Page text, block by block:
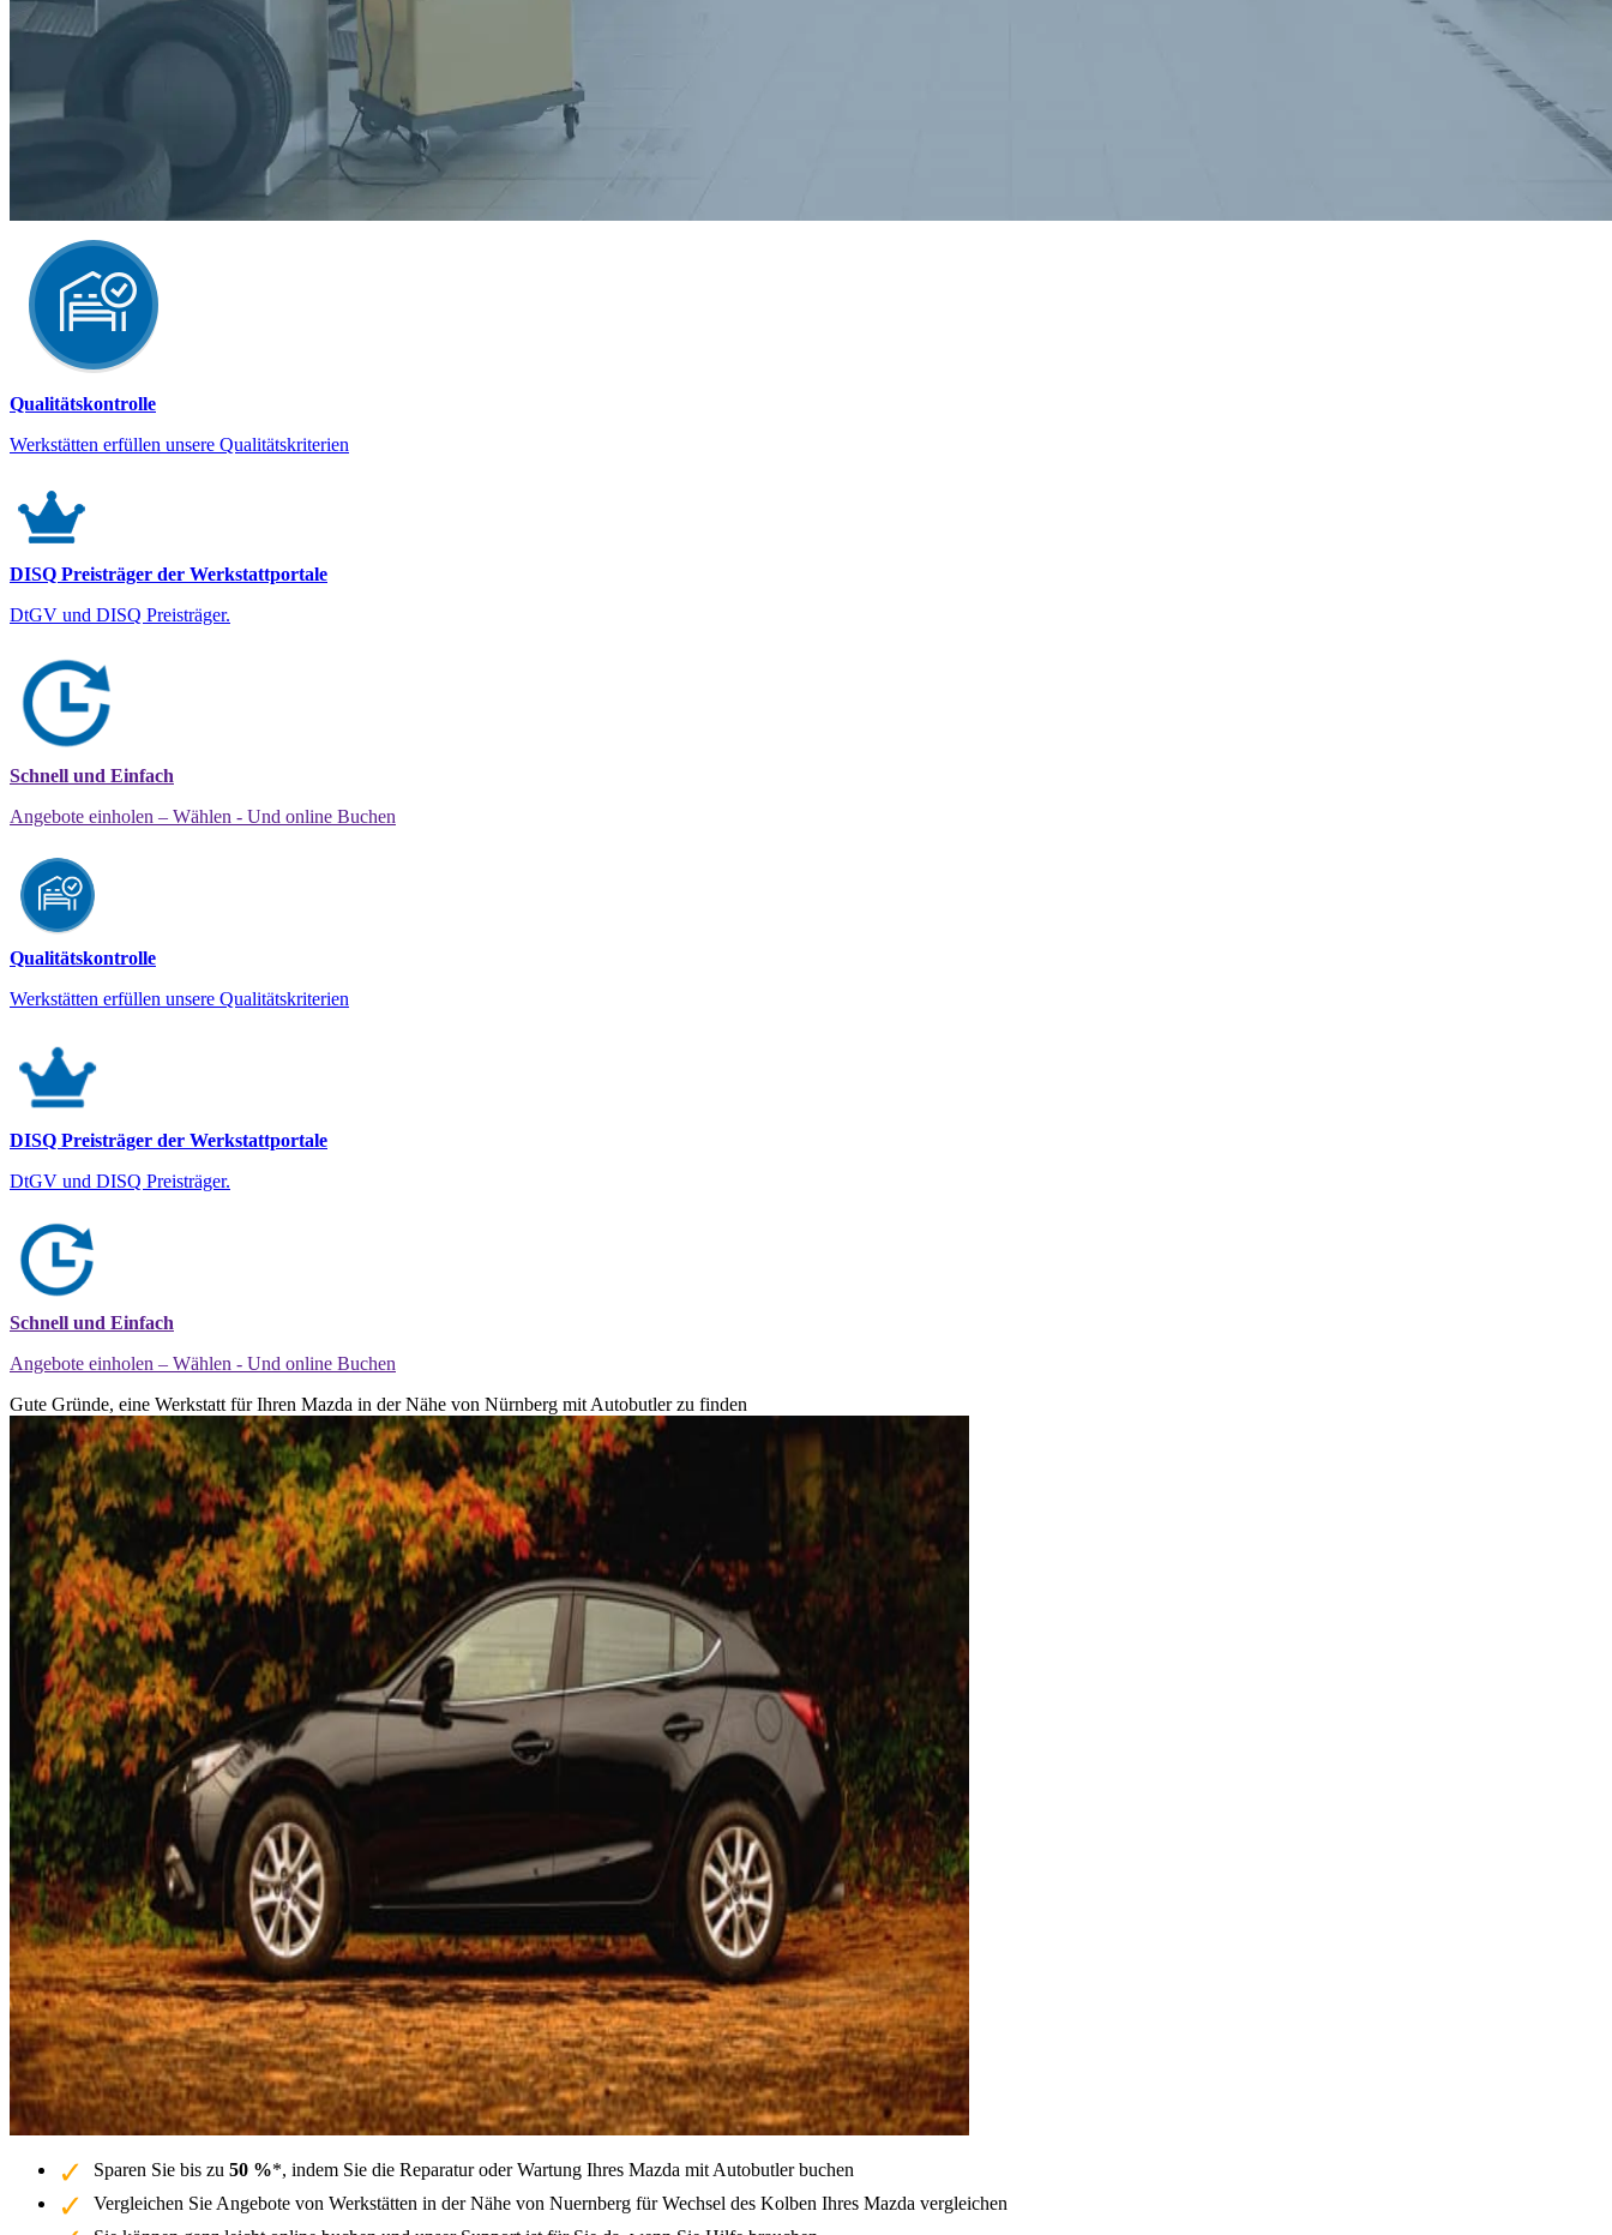
Qualitätskontrolle
Werkstätten erfüllen unsere Qualitätskriterien
DISQ Preisträger der Werkstattportale
DtGV und DISQ Preisträger.
Schnell und Einfach
Angebote einholen – Wählen - Und online Buchen
Qualitätskontrolle
Werkstätten erfüllen unsere Qualitätskriterien
DISQ Preisträger der Werkstattportale
DtGV und DISQ Preisträger.
Schnell und Einfach
Angebote einholen – Wählen - Und online Buchen
Gute Gründe, eine Werkstatt für Ihren Mazda in der Nähe von Nürnberg mit Autobutler zu finden
Sparen Sie bis zu 50 %*, indem Sie die Reparatur oder Wartung Ihres Mazda mit Autobutler buchen
Vergleichen Sie Angebote von Werkstätten in der Nähe von Nuernberg für Wechsel des Kolben Ihres Mazda vergleichen